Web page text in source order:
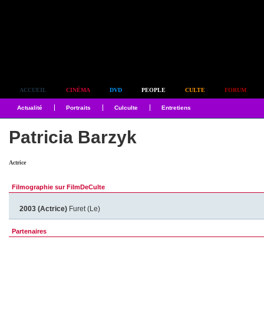
ACCUEIL CINÉMA DVD PEOPLE CULTE FORUM
Actualité Portraits Culculte Entretiens
Patricia Barzyk
Actrice
Filmographie sur FilmDeCulte
2003 (Actrice) Furet (Le)
Partenaires